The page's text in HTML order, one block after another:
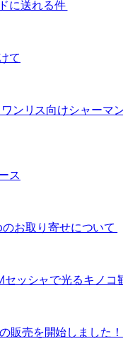
に送れる件
て
ワンリス向けシャーマ
ス
お取り寄せについて
セッシャで光るキノコ
販売を開始しました！